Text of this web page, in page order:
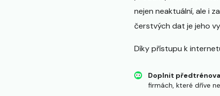
nejen neaktuální, ale i
čerstvých dat je jeho
Díky přístupu k
Doplnit
firmách, které dříve